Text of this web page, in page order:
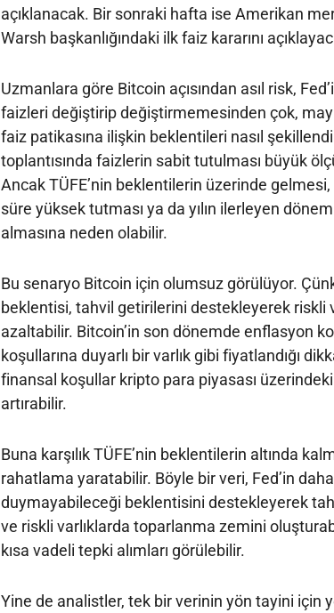
açıklanacak. Bir sonraki hafta ise Amerikan
Warsh başkanlığındaki ilk faiz kararını
Uzmanlara göre Bitcoin açısından asıl risk,
faizleri değiştirip değiştirmemesinden çok,
faiz patikasına ilişkin beklentileri nasıl
toplantısında faizlerin sabit tutulması büyük
Ancak TÜFE’nin beklentilerin üzerinde
süre yüksek tutması ya da yılın ilerleyen
almasına neden olabilir.
Bu senaryo Bitcoin için olumsuz görülüyor.
beklentisi, tahvil getirilerini destekleyerek riskli
azaltabilir. Bitcoin’in son dönemde enflasyon
koşullarına duyarlı bir varlık gibi fiyatlandığı
finansal koşullar kripto para piyasası üzerindeki
artırabilir.
Buna karşılık TÜFE’nin beklentilerin altında
rahatlama yaratabilir. Böyle bir veri, Fed’in
duymayabileceği beklentisini destekleyerek
ve riskli varlıklarda toparlanma zemini
kısa vadeli tepki alımları görülebilir.
Yine de analistler, tek bir verinin yön tayini için